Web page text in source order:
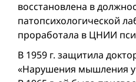
восстановлена в
патопсихологической
проработала в ЦНИИ
В 1959 г. защитила
«Нарушения мышления у